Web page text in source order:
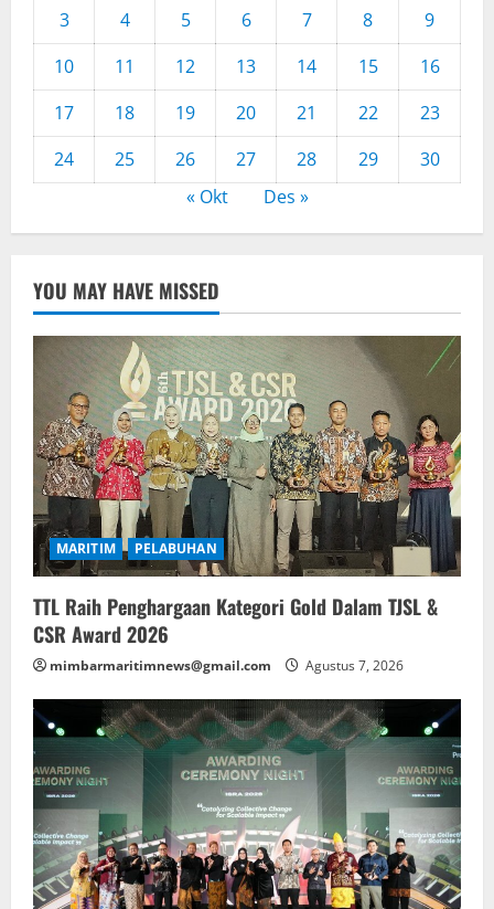
3
4 5 6 7 8
9
10
11 12 13 14 15
16
17
18 19 20 21 22
23
24
25 26 27 28 29
30
« Okt
Des »
YOU MAY HAVE MISSED
MARITIM PELABUHAN
TTL Raih Penghargaan Kategori Gold Dalam TJSL &
CSR Award 2026
mimbarmaritimnews@gmail.com Agustus 7, 2026